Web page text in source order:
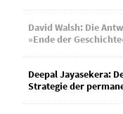
David Walsh: Die
»Ende der
Deepal Jayasekera:
Strategie der